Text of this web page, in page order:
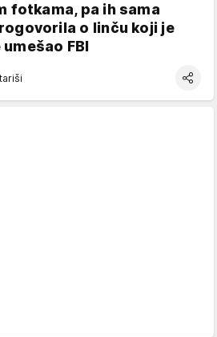
fotkama, pa ih sama
o linču koji je
FBI